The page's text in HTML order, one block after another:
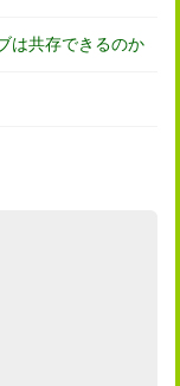
は共存できるのか